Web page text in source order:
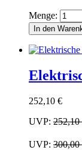
Menge:
In den
252,10 €
UVP: 252,10
UVP: 300,00